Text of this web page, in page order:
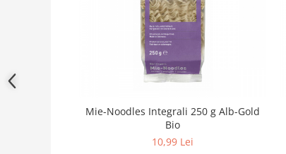
Mie-Noodles Integrali 250 g Alb-Gold
Bio
10,99 Lei